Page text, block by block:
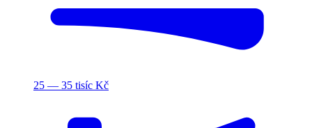
25 — 35 tisíc Kč